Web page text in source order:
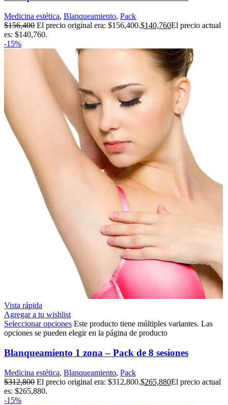
Medicina estética, Blanqueamiento, Pack
$156,400 El precio original era: $156,400.$140,760El precio actual
es: $140,760.
-15%
Vista rápida
Agregar a tu wishlist
Seleccionar opciones Este producto tiene múltiples variantes. Las
opciones se pueden elegir en la página de producto
Blanqueamiento 1 zona – Pack de 8 sesiones
Medicina estética, Blanqueamiento, Pack
$312,800 El precio original era: $312,800.$265,880El precio actual
es: $265,880.
-15%